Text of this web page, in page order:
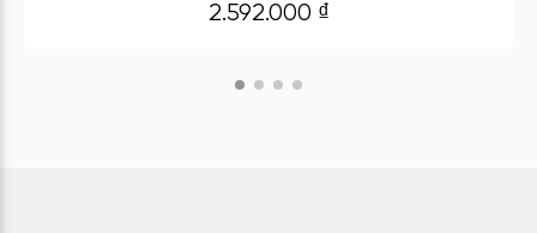
2.592.000 ₫